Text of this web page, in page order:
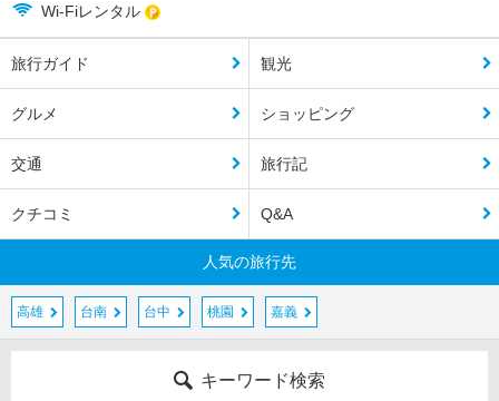
Wi-Fiレンタル
旅行ガイド 観光
グルメ ショッピング
交通 旅行記
クチコミ Q&A
人気の旅行先
高雄 台南 台中 桃園 嘉義
キーワード検索